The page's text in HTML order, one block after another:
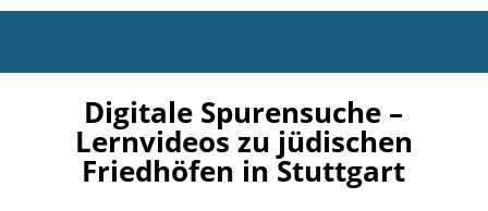
Digitale Spurensuche –
Lernvideos zu jüdischen
Friedhöfen in Stuttgart